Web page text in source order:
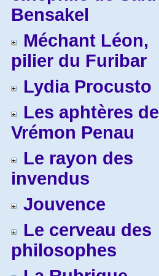
Bensakel
Méchant Léon,
pilier du Furibar
Lydia Procusto
Les aphtères de
Vrémon Penau
Le rayon des
invendus
Jouvence
Le cerveau des
philosophes